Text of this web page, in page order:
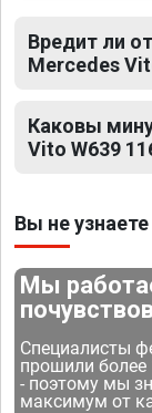
Вредит ли
Mercedes
Каковы
Vito W639
Вы не
Мы
Специалисты
прошили более
- поэтому мы
максимум от